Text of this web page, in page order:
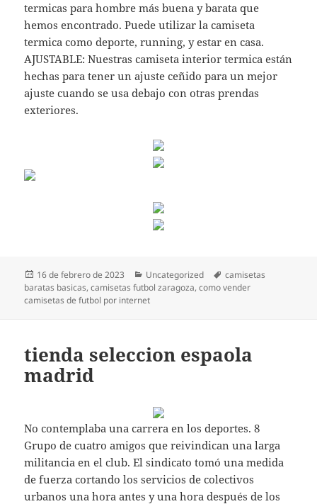
termicas para hombre más buena y barata que
hemos encontrado. Puede utilizar la camiseta
termica como deporte, running, y estar en casa.
AJUSTABLE: Nuestras camiseta interior termica están
hechas para tener un ajuste ceñido para un mejor
ajuste cuando se usa debajo con otras prendas
exteriores.
Publicado
el
16 de febrero de 2023 Categorías
Uncategorized Etiquetas
camisetas
baratas basicas,camisetas futbol zaragoza,como vender
camisetas de futbol por internet
tienda seleccion espaola
madrid
No contemplaba una carrera en los deportes. 8
Grupo de cuatro amigos que reivindican una larga
militancia en el club. El sindicato tomó una medida
de fuerza cortando los servicios de colectivos
urbanos una hora antes y una hora después de los